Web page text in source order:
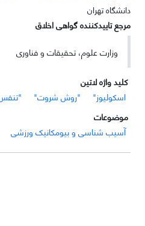
دانشگاه تهران
مرجع تاییدکننده گواهی اخلاق
وزارت علوم، تحقیقات و فناوری
کلید واژه لاتین
اسکولیوز"
"روش شروت"
موضوعات
آسیب شناسی و بیومکانیک ورزشی